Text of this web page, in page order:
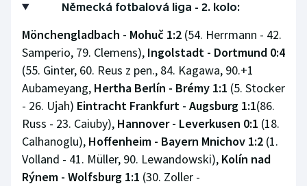
Lezení
Lyže a snowboard
Moderní pětiboj
Motorsport
Olympijské hry
Německá fotbalová liga - 2. kolo:
Mönchengladbach - Mohuč 1:2 (54. Herrmann - 42.
Samperio, 79. Clemens), Ingolstadt - Dortmund 0:4
(55. Ginter, 60. Reus z pen., 84. Kagawa, 90.+1
Aubameyang, Hertha Berlín - Brémy 1:1 (5. Stocker
- 26. Ujah) Eintracht Frankfurt - Augsburg 1:1(86.
Russ - 23. Caiuby), Hannover - Leverkusen 0:1 (18.
Calhanoglu), Hoffenheim - Bayern Mnichov 1:2 (1.
Volland - 41. Müller, 90. Lewandowski), Kolín nad
Rýnem - Wolfsburg 1:1 (30. Zoller -